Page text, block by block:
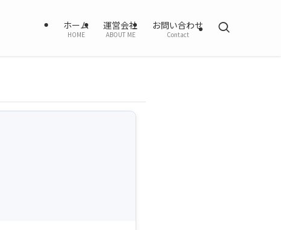
ホーム
HOME
運営会社
ABOUT ME
お問い合わせ
Contact